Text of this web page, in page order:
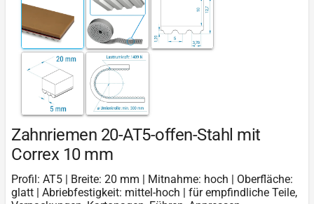
Zahnriemen 20-AT5-offen-Stahl mit
Correx 10 mm
Profil: AT5 | Breite: 20 mm | Mitnahme: hoch | Oberfläche:
glatt | Abriebfestigkeit: mittel-hoch | für empfindliche Teile,